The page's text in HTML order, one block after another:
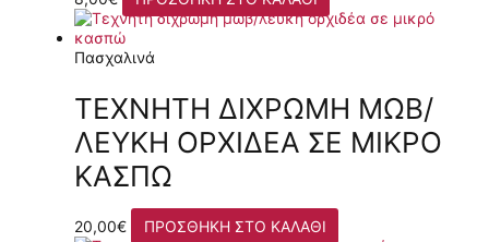
Πασχαλινά
ΤΕΧΝΗΤΉ ΔΊΧΡΩΜΗ ΜΩΒ/
ΛΕΥΚΉ ΟΡΧΙΔΈΑ ΣΕ ΜΙΚΡΌ
ΚΑΣΠΏ
20,00€ ΠΡΟΣΘΉΚΗ ΣΤΟ ΚΑΛΆΘΙ